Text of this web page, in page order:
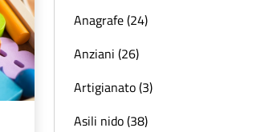
Anagrafe (24)
Anziani (26)
Artigianato (3)
Asili nido (38)